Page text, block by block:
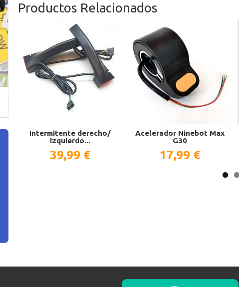
Productos Relacionados
Intermitente derecho/
izquierdo...
39,99 €
Acelerador Ninebot Max
G30
17,99 €